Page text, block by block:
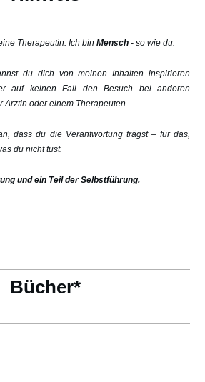
Therapeutin. Ich bin Mensch - so wie du.
du dich von meinen Inhalten inspirieren
auf keinen Fall den Besuch bei anderen
Ärztin oder einem Therapeuten.
dass du die Verantwortung trägst – für das,
du nicht tust.
und ein Teil der Selbstführung.
Bücher*